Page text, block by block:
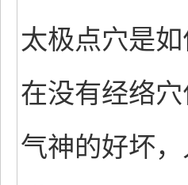
太极点穴是如
在没有经络
气神的好坏